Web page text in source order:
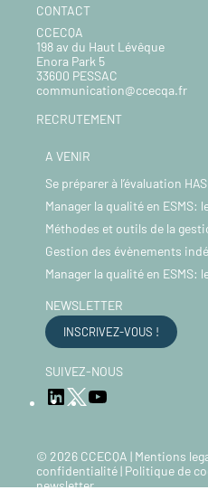
CONTACT
CCECQA
198 av du Haut Lévêque
Enora Park 5
33600 PESSAC
communication@ccecqa.fr
RECRUTEMENT
A VENIR
Se préparer à l’évaluation
Manager la qualité en ESMS:
Méthodes et outils de la
Gestion des évènements
Manager la qualité en ESMS:
NEWSLETTER
INSCRIVEZ-VOUS !
SUIVEZ-NOUS
LinkedIn
Twitter
© 2026 CCECQA | Mentions
confidentialité| Politique de
newsletter